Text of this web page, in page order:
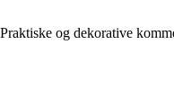
Praktiske og dekorative